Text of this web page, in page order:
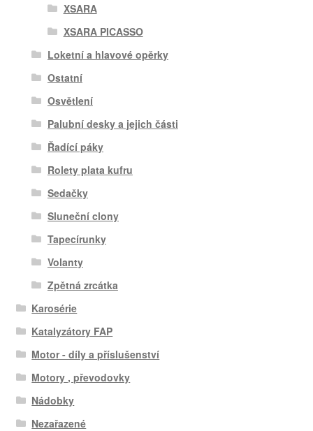
XSARA
XSARA PICASSO
Loketní a hlavové opěrky
Ostatní
Osvětlení
Palubní desky a jejich části
Řadící páky
Rolety plata kufru
Sedačky
Sluneční clony
Tapecírunky
Volanty
Zpětná zrcátka
Karosérie
Katalyzátory FAP
Motor - díly a příslušenství
Motory , převodovky
Nádobky
Nezařazené